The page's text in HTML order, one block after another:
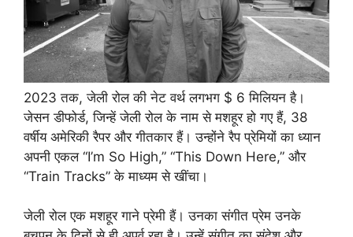
2023 तक, जेली रोल की नेट वर्थ लगभग $ 6 मिलियन है।
जेसन डीफोर्ड, जिन्हें जेली रोल के नाम से मशहूर हो गए हैं, 38
वर्षीय अमेरिकी रैपर और गीतकार हैं। उन्होंने रैप प्रेमियों का ध्यान
अपनी एकल “I’m So High,” “This Down Here,” और
“Train Tracks” के माध्यम से खींचा।
जेली रोल एक मशहूर गाने प्रेमी हैं। उनका संगीत प्रेम उनके